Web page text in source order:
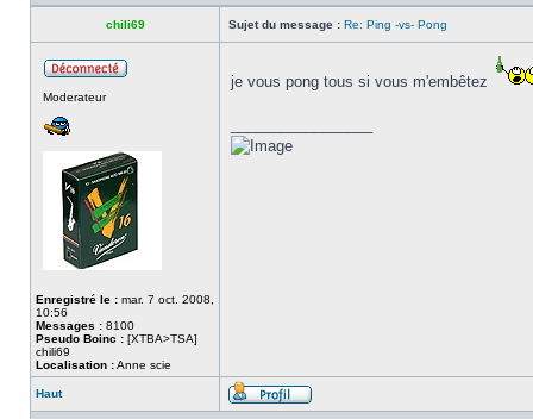
chili69 Sujet du message : Re: Ping -vs- Pong
Moderateur
Enregistré le : mar. 7 oct. 2008,
10:56
Messages : 8100
Pseudo Boinc : [XTBA>TSA]
chili69
Localisation :Anne scie
je vous pong tous si vous m'embêtez
Haut
Profil